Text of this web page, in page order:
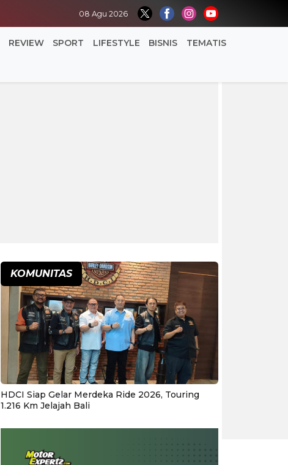
08 Agu 2026
REVIEW SPORT LIFESTYLE BISNIS TEMATIS
KOMUNITAS
HDCI Siap Gelar Merdeka Ride 2026, Touring
1.216 Km Jelajah Bali